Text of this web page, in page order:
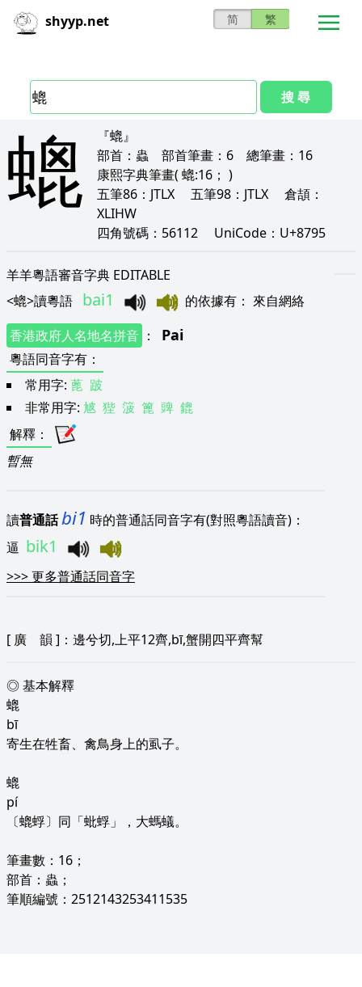
shyyp.net 简 繁
搜 尋
螕
『螕』
部首： 蟲 部首筆畫： 6 總筆畫： 16
康熙字典筆畫( 螕:16； )
五筆86： JTLX 五筆98： JTLX 倉頡：
XLIHW
四角號碼： 56112 UniCode： U+8795
羊羊粵語審音字典 EDITABLE
<螕>讀粵語 bai1 的依據有 ： 來自網絡
香港政府人名地名拼音 ： Pai
粵語同音字有 ：
常用字: 蓖 跛
非常用字: 㝿 狴 箥 篦 豍 鎞
解釋 ：
暫無
讀普通話bi1 時的普通話同音字有(對照粵語讀音)：
逼 bik1
>>>更多普通話同音字
[ 廣 韻 ]：邊兮切,上平12齊,bī,蟹開四平齊幫
◎ 基本解釋
螕
bī
寄生在牲畜、禽鳥身上的虱子。
螕
pí
〔螕蜉〕同「蚍蜉」，大螞蟻。
筆畫數：16；
部首：蟲；
筆順編號：2512143253411535